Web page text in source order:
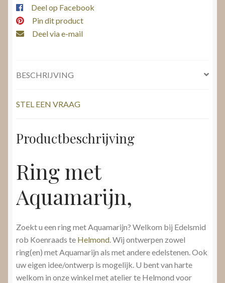
Deel op Facebook
Pin dit product
Deel via e-mail
BESCHRIJVING
STEL EEN VRAAG
Productbeschrijving
Ring met
Aquamarijn,
Zoekt u een ring met Aquamarijn? Welkom bij Edelsmid
rob Koenraads te Helmond. Wij ontwerpen zowel
ring(en) met Aquamarijn als met andere edelstenen. Ook
uw eigen idee/ontwerp is mogelijk. U bent van harte
welkom in onze winkel met atelier te Helmond voor